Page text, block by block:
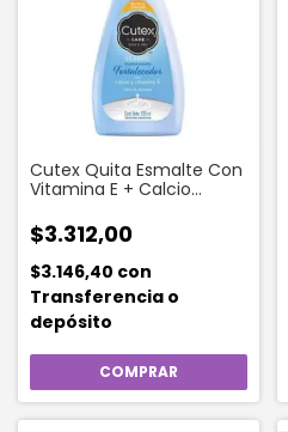
Cutex Quita Esmalte Con
Vitamina E + Calcio
$3.312,00
$3.146,40 con
Transferencia o
depósito